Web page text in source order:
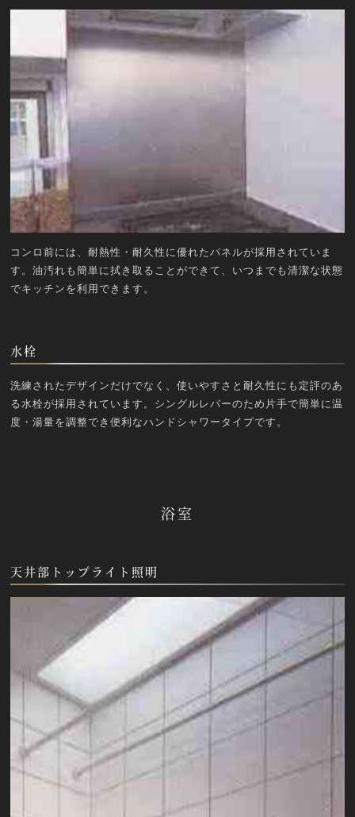
コンロ前には、耐熱性・耐久性に優れたパネルが採用されていま
す。油汚れも簡単に拭き取ることができて、いつまでも清潔な状態
でキッチンを利用できます。
水栓
洗練されたデザインだけでなく、使いやすさと耐久性にも定評のあ
る水栓が採用されています。シングルレバーのため片手で簡単に温
度・湯量を調整でき便利なハンドシャワータイプです。
浴室
天井部トップライト照明